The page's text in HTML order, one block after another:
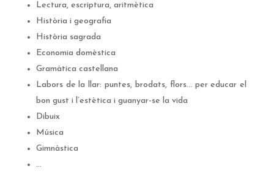
Lectura, escriptura, aritmètica
Història i geografia
Història sagrada
Economia domèstica
Gramàtica castellana
Labors de la llar: puntes, brodats, flors… per educar el
bon gust i l’estètica i guanyar-se la vida
Dibuix
Música
Gimnàstica
…